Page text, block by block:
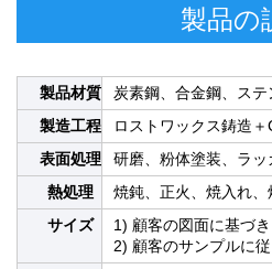
製品の
製品材質
炭素鋼、合金鋼、ス
製造工程
ロストワックス鋳造
表面処理
研磨、粉体塗装、ラ
熱処理
焼鈍、正火、焼入れ、
サイズ
1) 顧客の図面に基づ
2) 顧客のサンプルに